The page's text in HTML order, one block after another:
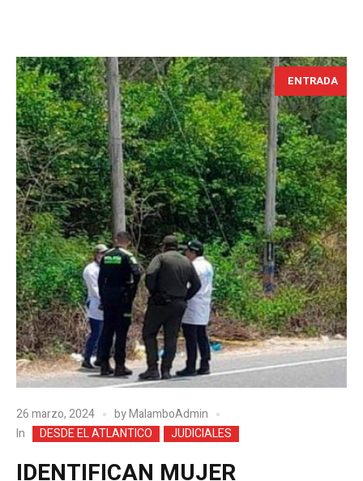
ENTRADA
26 marzo, 2024 byMalamboAdmin
In
DESDE EL ATLANTICO JUDICIALES
IDENTIFICAN MUJER